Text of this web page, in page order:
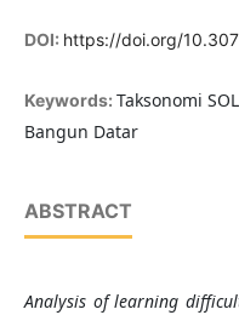
DOI: https://doi.org/
Keywords: Taksonomi
Bangun Datar
ABSTRACT
Analysis of learning